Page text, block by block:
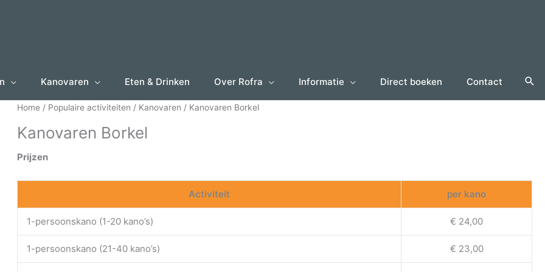
Kanovaren Eten & Drinken Over Rofra Informatie Direct boeken Contact
Home / Populaire activiteiten / Kanovaren / Kanovaren Borkel
Kanovaren Borkel
Prijzen
Activiteit per kano
1-persoonskano (1-20 kano’s) € 24,00
1-persoonskano (21-40 kano’s) € 23,00